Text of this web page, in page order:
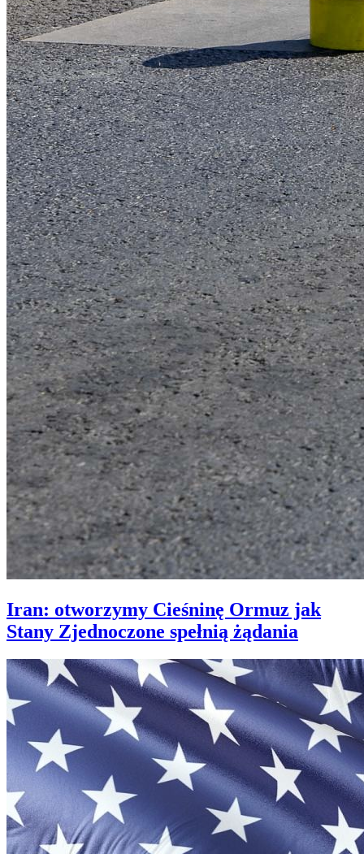
Iran: otworzymy Cieśninę Ormuz jak
Stany Zjednoczone spełnią żądania